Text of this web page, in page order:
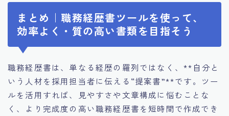
まとめ｜職務経歴書ツールを使って、
効率よく・質の高い書類を目指そう
職務経歴書は、単なる経歴の羅列ではなく、**自分と
いう人材を採用担当者に伝える“提案書”**です。ツー
ルを活用すれば、見やすさや文章構成に悩むことな
く、より完成度の高い職務経歴書を短時間で作成でき